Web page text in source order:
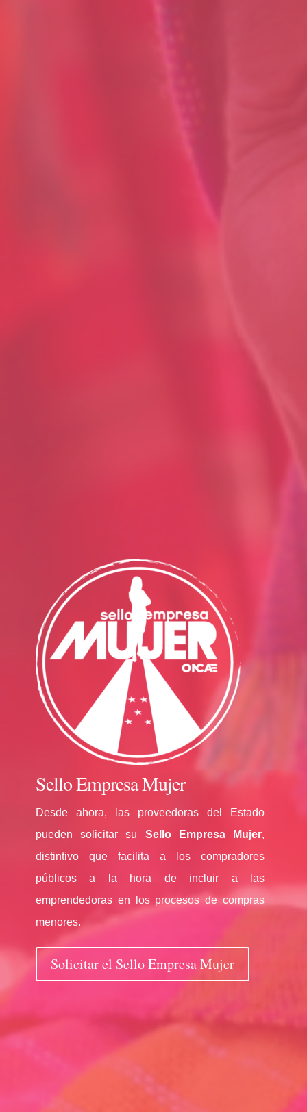
Sello Empresa Mujer
Desde ahora, las proveedoras del Estado
pueden solicitar su Sello Empresa Mujer,
distintivo que facilita a los compradores
públicos a la hora de incluir a las
emprendedoras en los procesos de compras
menores.
Solicitar el Sello Empresa Mujer